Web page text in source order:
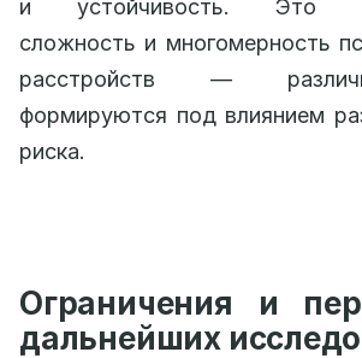
и устойчивость. Это
сложность и многомерность
расстройств —
формируются под влиянием
риска.
Ограничения и
дальнейших